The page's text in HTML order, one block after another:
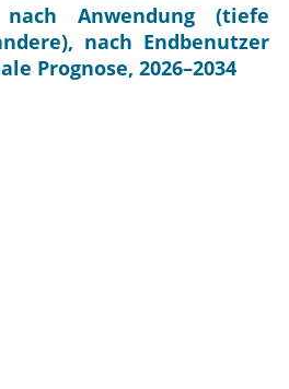
nach Anwendung (tiefe
nach Endbenutzer
Prognose, 2026–2034